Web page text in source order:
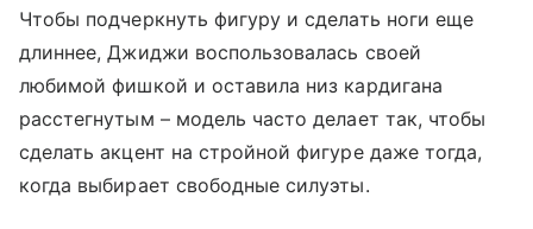
Чтобы подчеркнуть фигуру и сделать ноги еще
длиннее, Джиджи воспользовалась своей
любимой фишкой и оставила низ кардигана
расстегнутым – модель часто делает так, чтобы
сделать акцент на стройной фигуре даже тогда,
когда выбирает свободные силуэты.